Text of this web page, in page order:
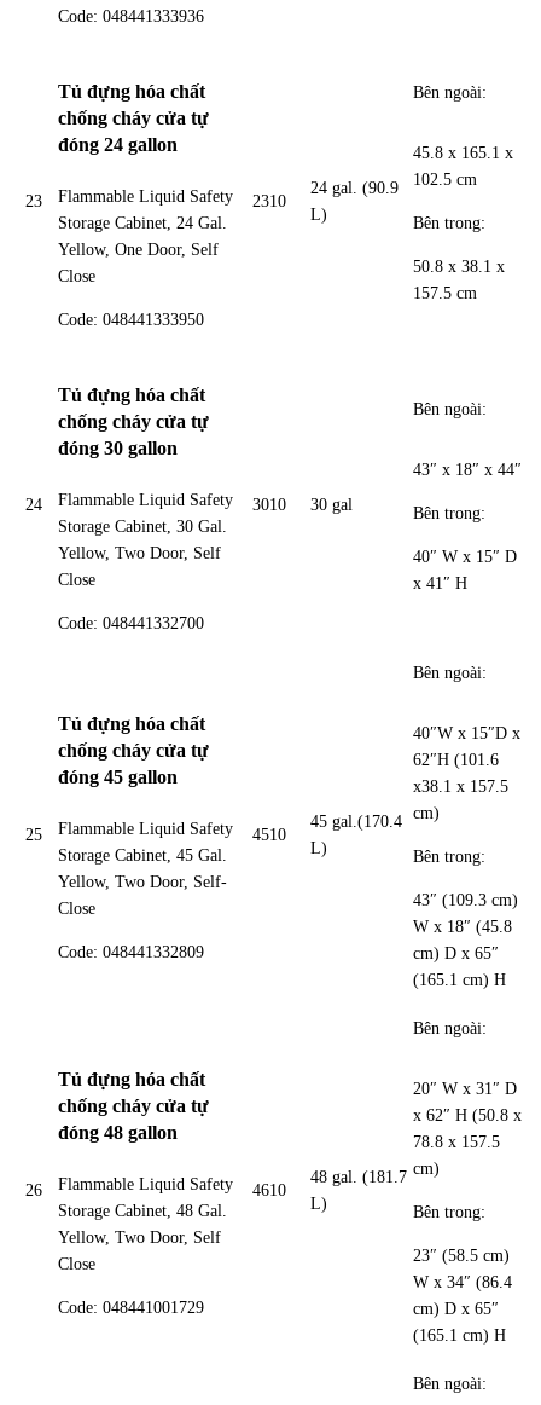
Code: 048441333936
23
Tủ đựng hóa chất
chống cháy cửa tự
đóng 24 gallon
Flammable Liquid Safety
Storage Cabinet, 24 Gal.
Yellow, One Door, Self
Close
Code: 048441333950
2310
24 gal. (90.9
L)
Bên ngoài:
45.8 x 165.1 x
102.5 cm
Bên trong:
50.8 x 38.1 x
157.5 cm
24
Tủ đựng hóa chất
chống cháy cửa tự
đóng 30 gallon
Flammable Liquid Safety
Storage Cabinet, 30 Gal.
Yellow, Two Door, Self
Close
Code: 048441332700
3010 30 gal
Bên ngoài:
43″ x 18″ x 44″
Bên trong:
40″ W x 15″ D
x 41″ H
25
Tủ đựng hóa chất
chống cháy cửa tự
đóng 45 gallon
Flammable Liquid Safety
Storage Cabinet, 45 Gal.
Yellow, Two Door, Self-
Close
Code: 048441332809
4510
45 gal.(170.4
L)
Bên ngoài:
40″W x 15″D x
62″H (101.6
x38.1 x 157.5
cm)
Bên trong:
43″ (109.3 cm)
W x 18″ (45.8
cm) D x 65″
(165.1 cm) H
26
Tủ đựng hóa chất
chống cháy cửa tự
đóng 48 gallon
Flammable Liquid Safety
Storage Cabinet, 48 Gal.
Yellow, Two Door, Self
Close
Code: 048441001729
4610
48 gal. (181.7
L)
Bên ngoài:
20″ W x 31″ D
x 62″ H (50.8 x
78.8 x 157.5
cm)
Bên trong:
23″ (58.5 cm)
W x 34″ (86.4
cm) D x 65″
(165.1 cm) H
Bên ngoài: